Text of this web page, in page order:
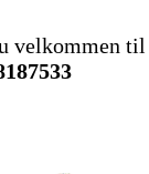
velkommen til